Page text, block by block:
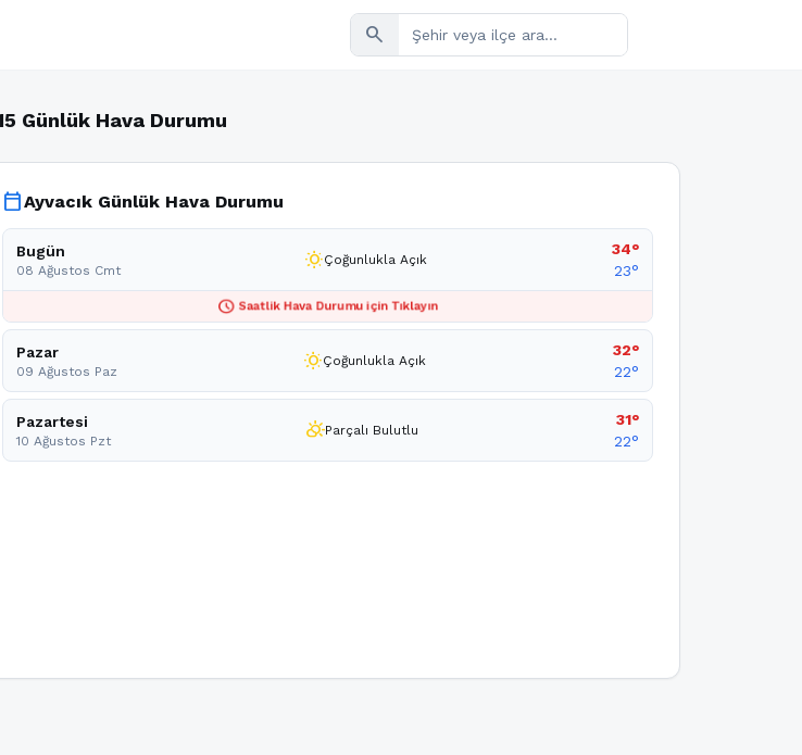
search
Günlük Hava Durumu
calendar_todayAyvacık Günlük Hava Durumu
Bugün
08 Ağustos Cmt wb_sunnyÇoğunlukla Açık
34°
23°
schedule Saatlik Hava Durumu için Tıklayın
Pazar
09 Ağustos Paz wb_sunnyÇoğunlukla Açık
32°
22°
Pazartesi
10 Ağustos Pzt partly_cloudy_dayParçalı Bulutlu
31°
22°